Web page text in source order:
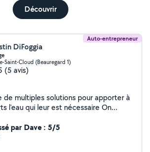
Découvrir
Auto-entrepreneur
DiFoggia
Saint-Cloud (Beauregard 1)
(5 avis)
de multiples solutions pour apporter à
l'eau qui leur est nécessaire On
Une conception sur mesure est
arrosage automatique
par Dave : 5/5